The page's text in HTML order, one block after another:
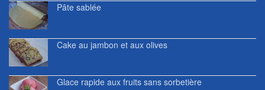
Pâte sablée
Cake au jambon et aux olives
Glace rapide aux fruits sans sorbetière